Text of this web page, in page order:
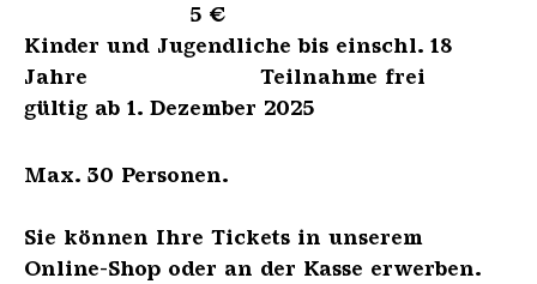
5 €
Kinder und Jugendliche bis einschl. 18
Jahre Teilnahme frei
gültig ab 1. Dezember 2025
Max. 30 Personen.
Sie können Ihre Tickets in unserem
Online-Shop oder an der Kasse erwerben.